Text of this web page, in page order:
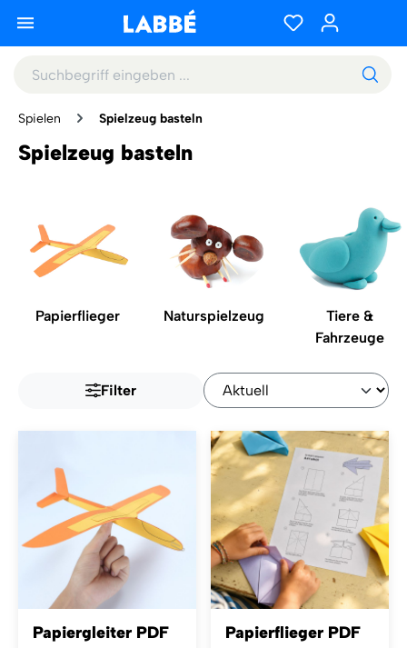
Spielen Spielzeug basteln
Spielzeug basteln
Papierflieger Naturspielzeug
Tiere &
Fahrzeuge
Filter
Papiergleiter PDF Papierflieger PDF